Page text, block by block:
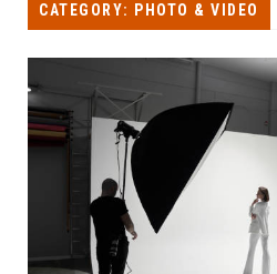
CATEGORY: PHOTO & VIDEO